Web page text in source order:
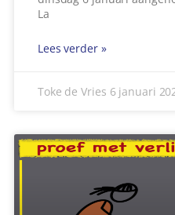
La
Lees verder »
Toke de Vries 6 januari